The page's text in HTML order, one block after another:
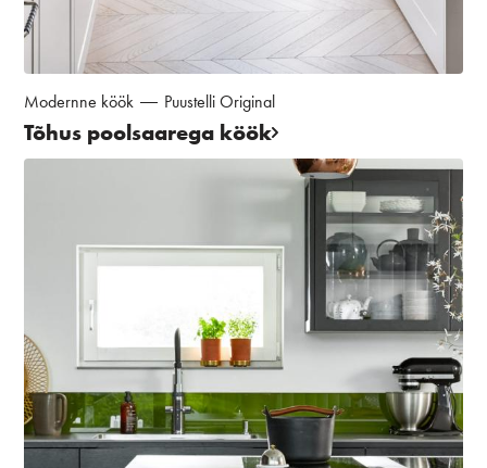
Modernne köök Puustelli Original
Tõhus poolsaarega köök